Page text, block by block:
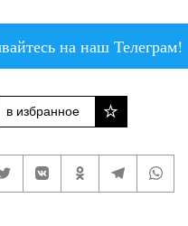
на наш Телеграм!
в избранное